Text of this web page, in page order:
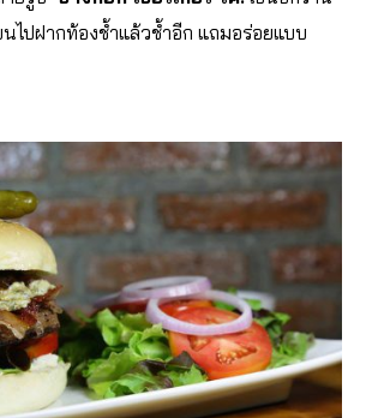
ไปฝากท้องช้ำแล้วช้ำอีก แถมอร่อยแบบ